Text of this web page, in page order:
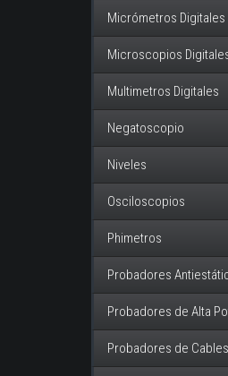
Micrómetros Digitales
Microscopios
Multimetros Digitales
Negatoscopio
Niveles
Osciloscopios
Phimetros
Probadores
Probadores de Alta
Probadores de